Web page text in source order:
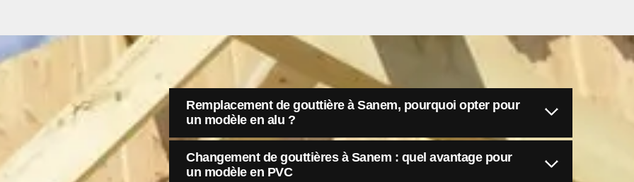
Remplacement de gouttière à Sanem, pourquoi opter pour
un modèle en alu ?
Changement de gouttières à Sanem : quel avantage pour
un modèle en PVC